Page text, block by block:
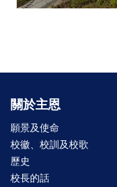
關於主恩
願景及使命
校徽、校訓及校歌
歷史
校長的話